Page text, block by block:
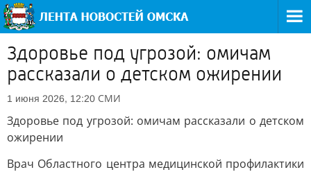
Здоровье под угрозой: омичам
рассказали о детском ожирении
1 июня 2026, 12:20 СМИ
Здоровье под угрозой: омичам рассказали о детском
ожирении
Врач Областного центра медицинской профилактики